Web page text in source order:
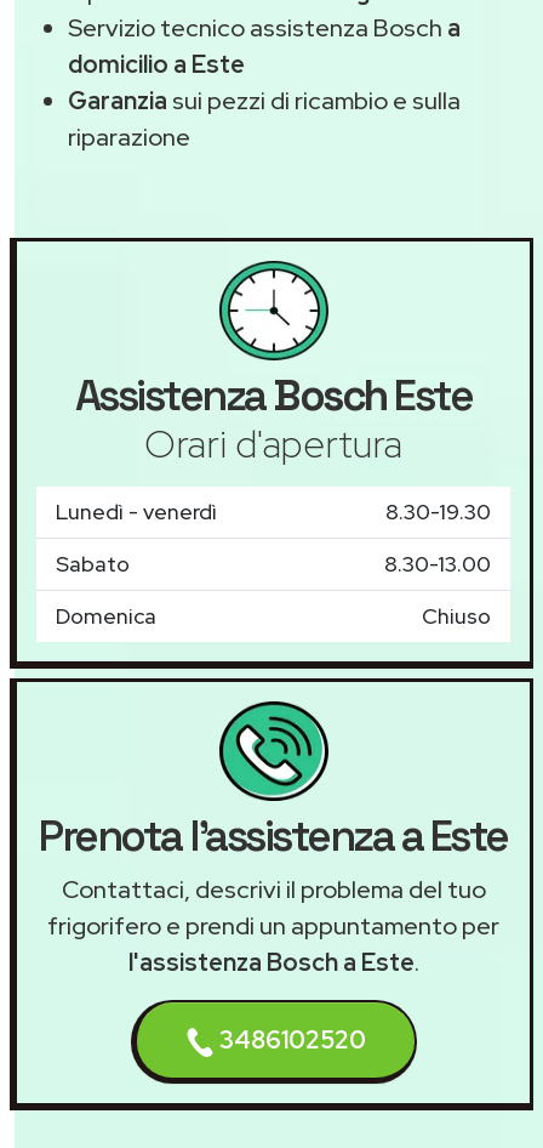
Servizio tecnico assistenza Bosch a
domicilio a Este
Garanzia sui pezzi di ricambio e sulla
riparazione
AssistenzaBoschEste
Orari d'apertura
Lunedì - venerdì
8.30-19.30
Sabato
8.30-13.00
Domenica
Chiuso
Prenota l'assistenza a Este
Contattaci, descrivi il problema del tuo
frigorifero e prendi un appuntamento per
l'assistenza Bosch a Este.
3486102520